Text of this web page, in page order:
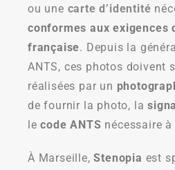
ou une carte d’identité
conformes aux exigences
française. Depuis la
ANTS, ces photos doivent
réalisées par un
de fournir la photo, la
lecode ANTS nécessaire
À Marseille,Stenopia est